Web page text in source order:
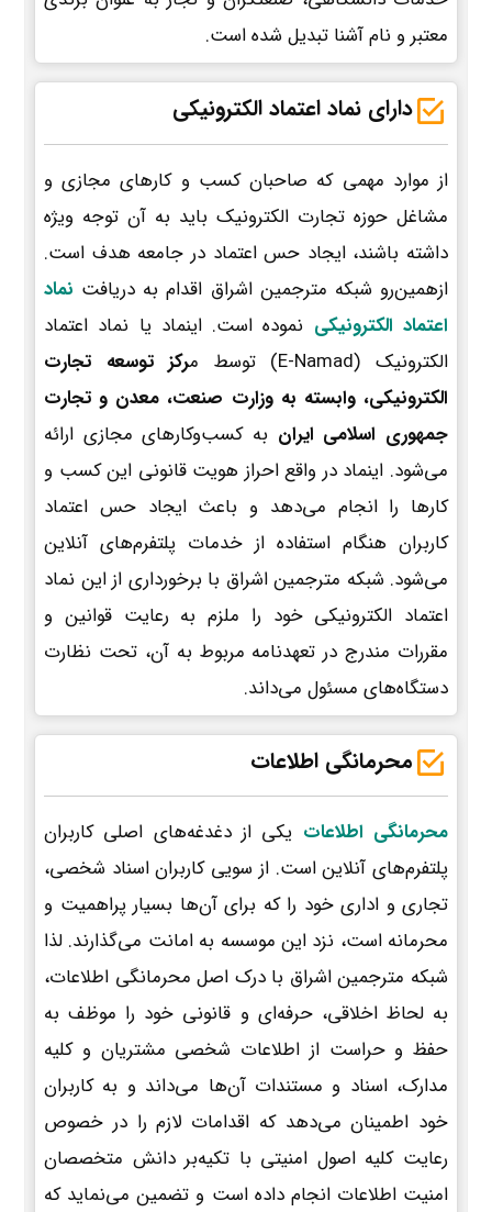
معتبر و نام آشنا تبدیل شده است.
دارای نماد اعتماد الکترونیکی
از موارد مهمی که صاحبان کسب و کارهای مجازی و
مشاغل حوزه تجارت الکترونیک باید به آن توجه ویژه
داشته باشند، ایجاد حس اعتماد در جامعه هدف است.
ازهمین‌رو شبکه مترجمین اشراق اقدام به دریافت نماد
اعتماد الکترونیکی نموده است. اینماد یا نماد اعتماد
الکترونیک (E-Namad) توسط م
رکز توسعه تجارت
الکترونیکی، وابسته به وزارت صنعت، معدن و تجارت
جمهوری اسلامی ایران به کسب‌وکارهای مجازی ارائه
می‌شود. اینماد در واقع احراز هویت قانونی این کسب و
کارها را انجام می‌دهد و باعث ایجاد حس اعتماد
کاربران هنگام استفاده از خدمات پلتفرم‌های آنلاین
می‌شود. شبکه مترجمین اشراق با برخورداری از این نماد
اعتماد الکترونیکی خود را ملزم به رعایت قوانین و
مقررات مندرج در تعهدنامه مربوط به آن، تحت نظارت
دستگاه‌های مسئول می‌داند.
محرمانگی اطلاعات
محرمانگی اطلاعات یکی از دغدغه‌های اصلی کاربران
پلتفرم‌های آنلاین است. از سویی کاربران اسناد شخصی،
تجاری و اداری خود را که برای آن‌ها بسیار پراهمیت و
محرمانه است، نزد این موسسه به امانت می‌گذارند. لذا
شبکه مترجمین اشراق با درک اصل محرمانگی اطلاعات،
به لحاظ اخلاقی، حرفه‌ای و قانونی خود را موظف به
حفظ و حراست از اطلاعات شخصی مشتریان و کلیه
مدارک، اسناد و مستندات آن‌ها می‌داند و به کاربران
خود اطمینان می‌دهد که اقدامات لازم را در خصوص
رعایت کلیه اصول امنیتی با تکیه‌بر دانش متخصصان
امنیت اطلاعات انجام داده است و تضمین می‌نماید که